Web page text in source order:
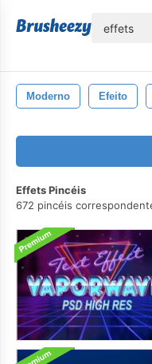
Moderno Efeito
Effets Pincéis
672 pincéis